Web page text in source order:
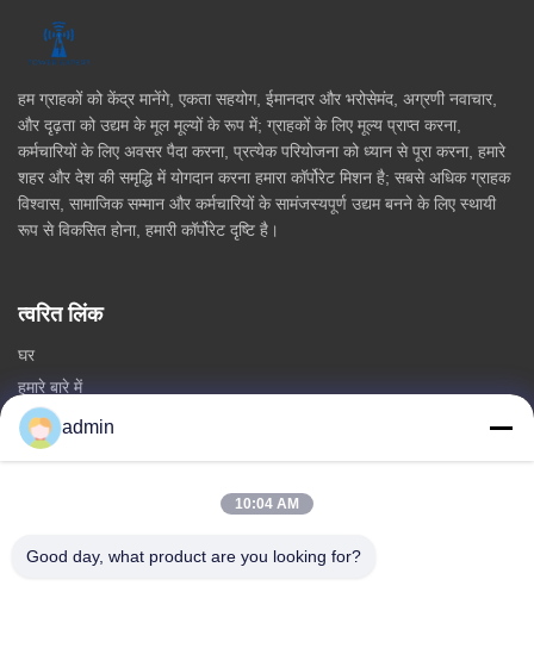
हम ग्राहकों को केंद्र मानेंगे, एकता सहयोग, ईमानदार और भरोसेमंद, अग्रणी नवाचार,
और दृढ़ता को उद्यम के मूल मूल्यों के रूप में; ग्राहकों के लिए मूल्य प्राप्त करना,
कर्मचारियों के लिए अवसर पैदा करना, प्रत्येक परियोजना को ध्यान से पूरा करना, हमारे
शहर और देश की समृद्धि में योगदान करना हमारा कॉर्पोरेट मिशन है; सबसे अधिक ग्राहक
विश्वास, सामाजिक सम्मान और कर्मचारियों के सामंजस्यपूर्ण उद्यम बनने के लिए स्थायी
रूप से विकसित होना, हमारी कॉर्पोरेट दृष्टि है।
त्वरित लिंक
घर
हमारे बारे में
उत्पादों
हमसे संपर्क करें
स्टील मोनोपोल टावर
admin
10:04 AM
Good day, what product are you looking for?